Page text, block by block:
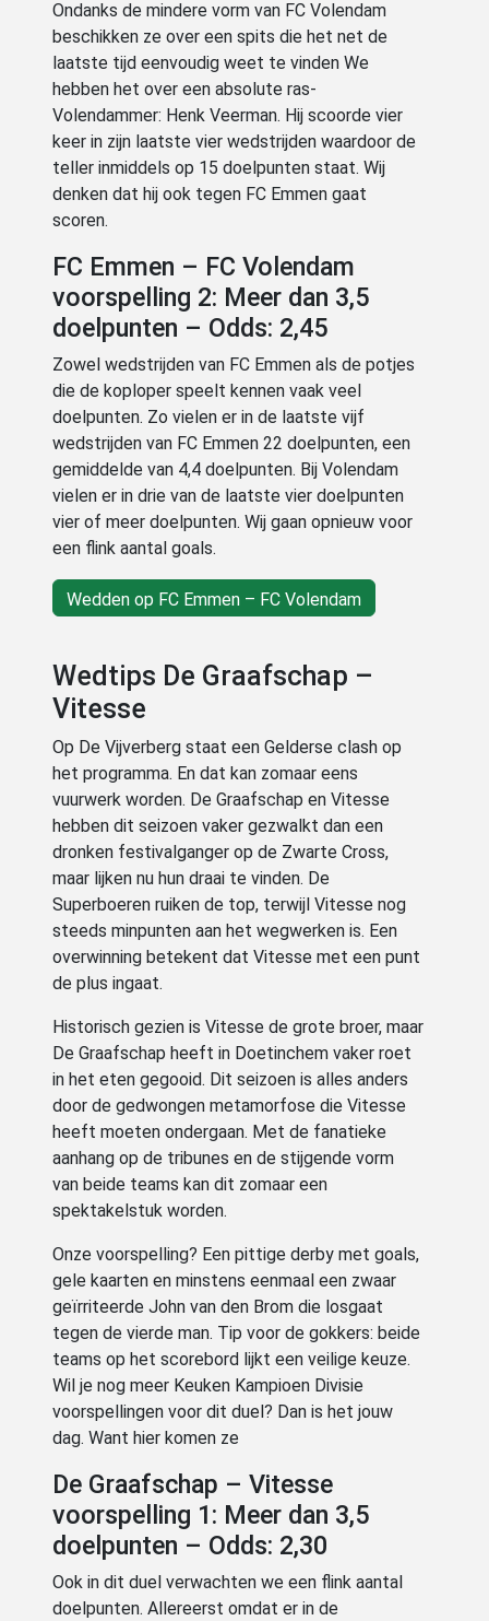
Ondanks de mindere vorm van FC Volendam
beschikken ze over een spits die het net de
laatste tijd eenvoudig weet te vinden We
hebben het over een absolute ras-
Volendammer: Henk Veerman. Hij scoorde vier
keer in zijn laatste vier wedstrijden waardoor de
teller inmiddels op 15 doelpunten staat. Wij
denken dat hij ook tegen FC Emmen gaat
scoren.
FC Emmen – FC Volendam
voorspelling 2: Meer dan 3,5
doelpunten – Odds: 2,45
Zowel wedstrijden van FC Emmen als de potjes
die de koploper speelt kennen vaak veel
doelpunten. Zo vielen er in de laatste vijf
wedstrijden van FC Emmen 22 doelpunten, een
gemiddelde van 4,4 doelpunten. Bij Volendam
vielen er in drie van de laatste vier doelpunten
vier of meer doelpunten. Wij gaan opnieuw voor
een flink aantal goals.
Wedden op FC Emmen – FC Volendam
Wedtips De Graafschap –
Vitesse
Op De Vijverberg staat een Gelderse clash op
het programma. En dat kan zomaar eens
vuurwerk worden. De Graafschap en Vitesse
hebben dit seizoen vaker gezwalkt dan een
dronken festivalganger op de Zwarte Cross,
maar lijken nu hun draai te vinden. De
Superboeren ruiken de top, terwijl Vitesse nog
steeds minpunten aan het wegwerken is. Een
overwinning betekent dat Vitesse met een punt
de plus ingaat.
Historisch gezien is Vitesse de grote broer, maar
De Graafschap heeft in Doetinchem vaker roet
in het eten gegooid. Dit seizoen is alles anders
door de gedwongen metamorfose die Vitesse
heeft moeten ondergaan. Met de fanatieke
aanhang op de tribunes en de stijgende vorm
van beide teams kan dit zomaar een
spektakelstuk worden.
Onze voorspelling? Een pittige derby met goals,
gele kaarten en minstens eenmaal een zwaar
geïrriteerde John van den Brom die losgaat
tegen de vierde man. Tip voor de gokkers: beide
teams op het scorebord lijkt een veilige keuze.
Wil je nog meer Keuken Kampioen Divisie
voorspellingen voor dit duel? Dan is het jouw
dag. Want hier komen ze
De Graafschap – Vitesse
voorspelling 1: Meer dan 3,5
doelpunten – Odds: 2,30
Ook in dit duel verwachten we een flink aantal
doelpunten. Allereerst omdat er in de